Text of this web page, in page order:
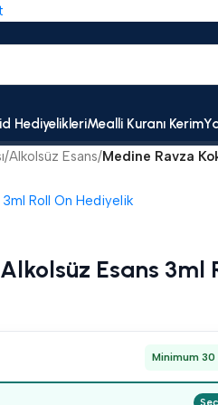
HediyelikleriMealli Kuranı Kerim
/Alkolsüz Esans/Medine Ravza
Esans
Minimum